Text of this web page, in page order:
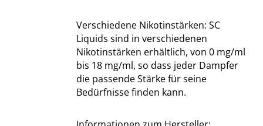
Verschiedene Nikotinstärken: SC
Liquids sind in verschiedenen
Nikotinstärken erhältlich, von 0 mg/ml
bis 18 mg/ml, so dass jeder Dampfer
die passende Stärke für seine
Bedürfnisse finden kann.